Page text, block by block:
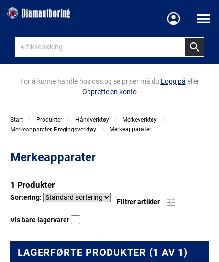
Meny
For å kunne handle hos oss og se priser må du Logg på eller
Opprette en konto
Start Produkter Håndverktøy
Merkeverktøy
Merkeapparater, Pregingsverktøy
Merkeapparater
Merkeapparater
1 Produkter
Sortering:
Filtrer artikler
Vis bare lagervarer
LAGERFØRTE PRODUKTER (1 AV 1)